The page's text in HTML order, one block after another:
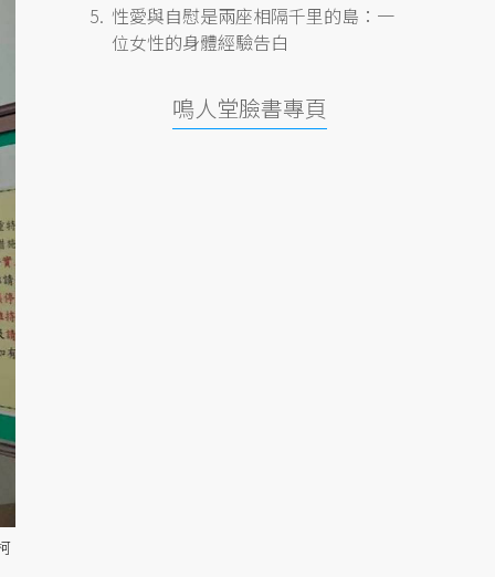
性愛與自慰是兩座相隔千里的島：一
位女性的身體經驗告白
鳴人堂臉書專頁